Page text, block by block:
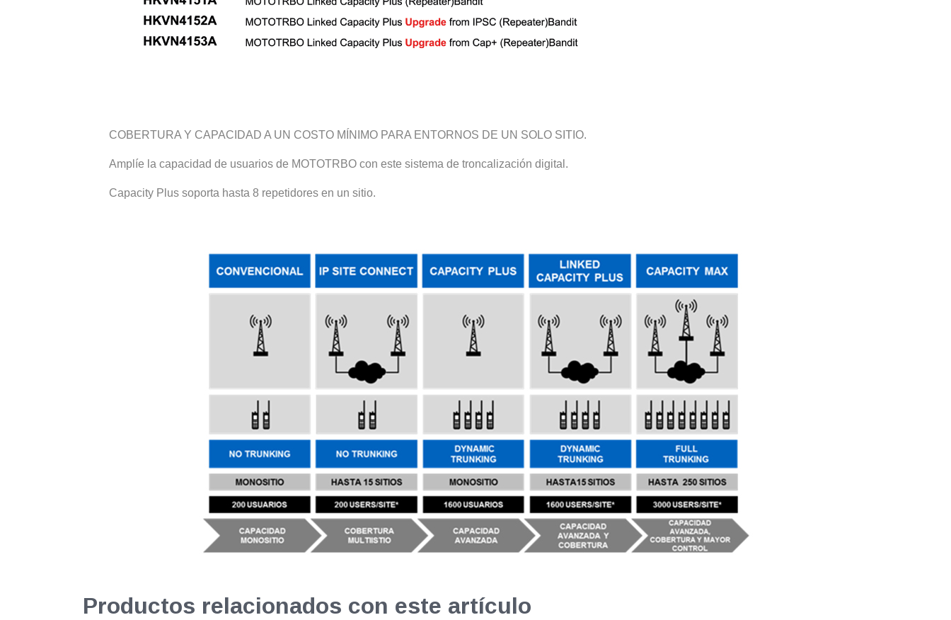
COBERTURA Y CAPACIDAD A UN COSTO MÍNIMO PARA ENTORNOS DE UN SOLO SITIO.
Amplíe la capacidad de usuarios de MOTOTRBO con este sistema de troncalización digital.
Capacity Plus soporta hasta 8 repetidores en un sitio.
Productos relacionados con este artículo